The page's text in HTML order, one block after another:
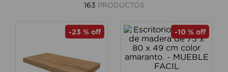
163 PRODUCTOS
-23 % off -10 % off
aspiradora